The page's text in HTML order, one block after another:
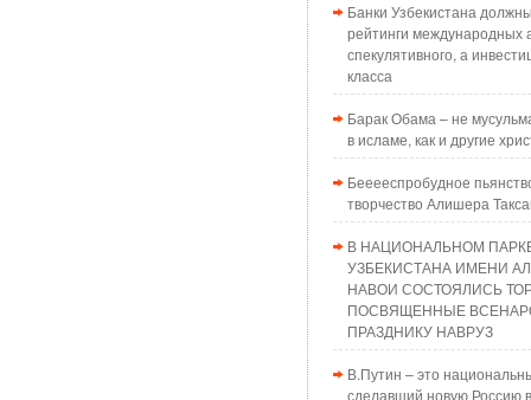
Банки Узбекистана
рейтинги международных
спекулятивного, а
класса
Барак Обама – не
в исламе, как и другие
Бееееспробудное
творчество Алишера
В НАЦИОНАЛЬНОМ
УЗБЕКИСТАНА ИМЕНИ
НАВОИ СОСТОЯЛИСЬ
ПОСВЯЩЕННЫЕ
ПРАЗДНИКУ НАВРУЗ
В.Путин – это
сделавший новую Россию